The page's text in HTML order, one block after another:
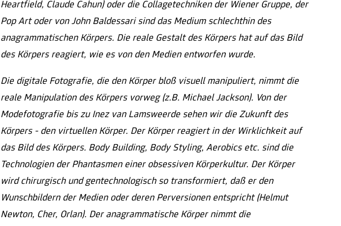
Heartfield, Claude Cahun) oder die Collagetechniken der Wiener Gruppe, der
Pop Art oder von John Baldessari sind das Medium schlechthin des
anagrammatischen Körpers. Die reale Gestalt des Körpers hat auf das Bild
des Körpers reagiert, wie es von den Medien entworfen wurde.
Die digitale Fotografie, die den Körper bloß visuell manipuliert, nimmt die
reale Manipulation des Körpers vorweg (z.B. Michael Jackson). Von der
Modefotografie bis zu Inez van Lamsweerde sehen wir die Zukunft des
Körpers - den virtuellen Körper. Der Körper reagiert in der Wirklichkeit auf
das Bild des Körpers. Body Building, Body Styling, Aerobics etc. sind die
Technologien der Phantasmen einer obsessiven Körperkultur. Der Körper
wird chirurgisch und gentechnologisch so transformiert, daß er den
Wunschbildern der Medien oder deren Perversionen entspricht (Helmut
Newton, Cher, Orlan). Der anagrammatische Körper nimmt die